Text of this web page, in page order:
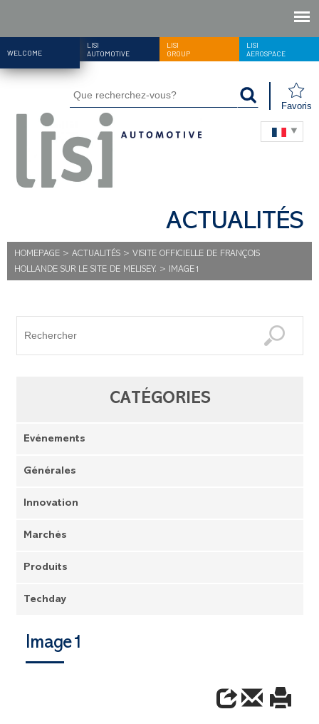
WELCOME
LISI
AUTOMOTIVE
LISI
GROUP
LISI
AEROSPACE
Favoris
ACTUALITÉS
HOMEPAGE > ACTUALITÉS > VISITE OFFICIELLE DE FRANÇOIS
HOLLANDE SUR LE SITE DE MELISEY. > IMAGE1
CATÉGORIES
Evénements
Générales
Innovation
Marchés
Produits
Techday
Image1